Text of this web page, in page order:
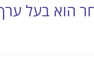
הוא בעל ערך